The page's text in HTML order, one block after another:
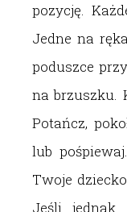
pozycję.
Jedne na
poduszce
na brzuszku.
Potańcz,
lub
Twoje
Jeśli